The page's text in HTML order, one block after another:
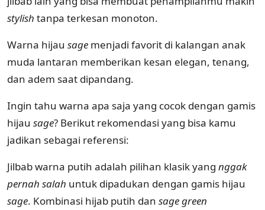
stylish tanpa terkesan monoton.
Warna hijau sage menjadi favorit di kalangan anak
muda lantaran memberikan kesan elegan, tenang,
dan adem saat dipandang.
Ingin tahu warna apa saja yang cocok dengan gamis
hijau sage? Berikut rekomendasi yang bisa kamu
jadikan sebagai referensi:
Jilbab warna putih adalah pilihan klasik yang nggak
pernah salah untuk dipadukan dengan gamis hijau
sage. Kombinasi hijab putih dan sage green